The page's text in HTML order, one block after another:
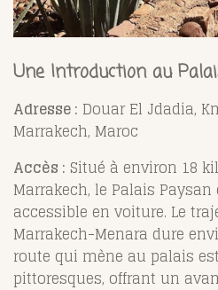
Une Introduction au
Adresse : Douar El Jdadia,
Marrakech, Maroc
Accès : Situé à environ 18
Marrakech, le Palais
accessible en voiture. Le
Marrakech-Menara dure
route qui mène au palais
pittoresques, offrant un